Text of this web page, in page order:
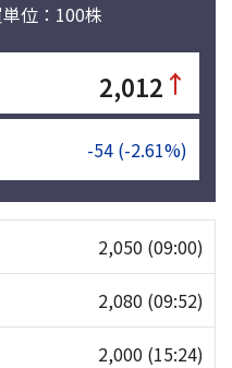
位：100株
2,012 ↑
-54 (-2.61%)
2,050 (09:00)
2,080 (09:52)
2,000 (15:24)